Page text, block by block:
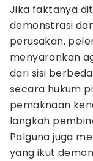
Jika faktanya
demonstrasi
perusakan,
menyarankan
dari sisi
secara hukum
pemaknaan
langkah
Palguna juga
yang ikut